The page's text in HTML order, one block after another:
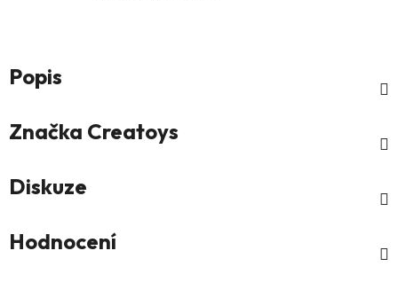
Popis
Značka Creatoys
Diskuze
Hodnocení